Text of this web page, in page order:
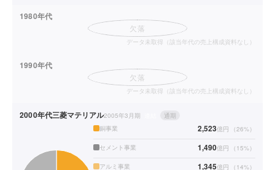
1980年代
欠落
データ未取得（該当年代の売上構成資料なし）
1990年代
欠落
データ未取得（該当年代の売上構成資料なし）
2000年代三菱マテリアル2005年3月期
通期
銅事業
2,523億円 （26%）
セメント事業 1,490億円 （ 15%）
アルミ事業 1,345億円 （ 14%）